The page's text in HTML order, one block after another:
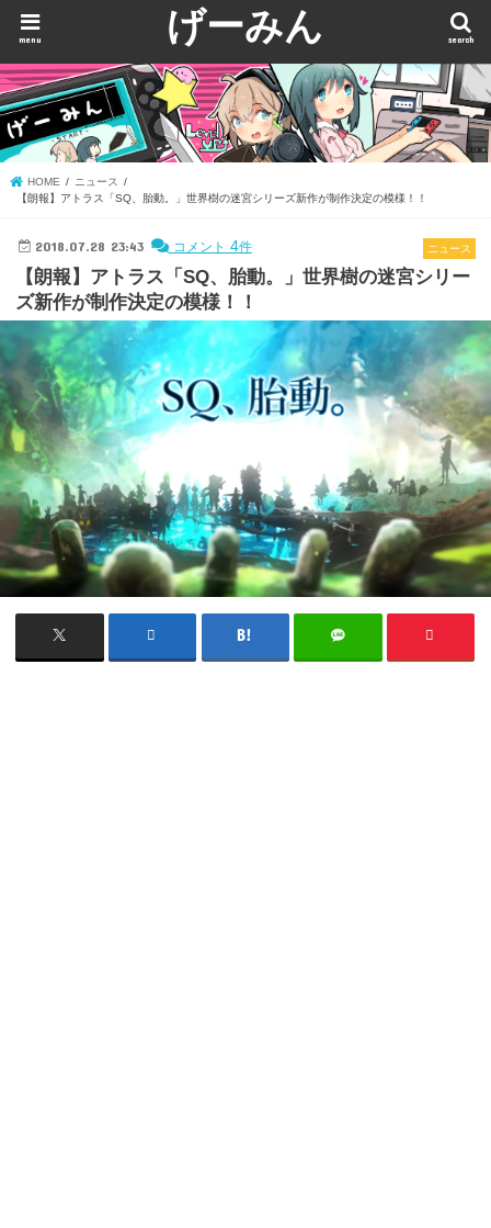
げーみん search
menu
HOME
ニュース
【朗報】アトラス「SQ、胎動。」世界樹の迷宮シリーズ新作が制作決定の模様！！
ニュース
2018.07.28 23:43 コメント 4件
【朗報】アトラス「SQ、胎動。」世界樹の迷宮シリー
ズ新作が制作決定の模様！！